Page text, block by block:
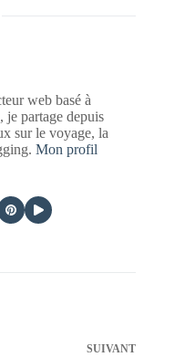
web basé à
je partage depuis
sur le voyage, la
Mon profil
SUIVANT